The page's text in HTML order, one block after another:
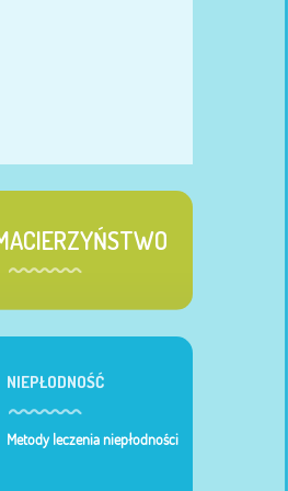
NIEPŁODNOŚĆ
Metody leczenia niepłodności